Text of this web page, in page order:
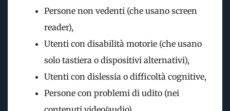
Persone non vedenti (che usano screen
reader),
Utenti con disabilità motorie (che usano
solo tastiera o dispositivi alternativi),
Utenti con dislessia o difficoltà cognitive,
Persone con problemi di udito (nei